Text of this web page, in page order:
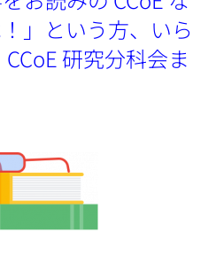
」という方、いら
研究分科会ま